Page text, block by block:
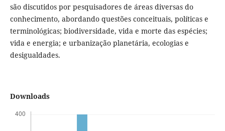
são discutidos por pesquisadores de áreas diversas do
conhecimento, abordando questões conceituais, políticas e
terminológicas; biodiversidade, vida e morte das espécies;
vida e energia; e urbanização planetária, ecologias e
desigualdades.
Downloads